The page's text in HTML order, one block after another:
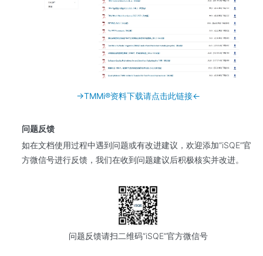
→TMMi®资料下载请点击此链接←
问题反馈
如在文档使用过程中遇到问题或有改进建议，欢迎添加“iSQE”官
方微信号进行反馈，我们在收到问题建议后积极核实并改进。
问题反馈请扫二维码“iSQE”官方微信号